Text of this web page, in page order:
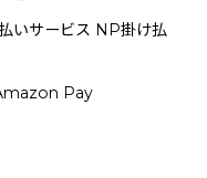
いサービス NP掛け払
Pay